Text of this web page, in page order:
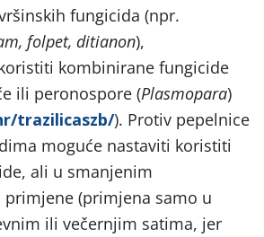
fungicida (npr.
folpet, ditianon),
kombinirane fungicide
ili peronospore (Plasmopara)
trazilicaszb/). Protiv pepelnice
moguće nastaviti koristiti
ali u smanjenim
(primjena samo u
ili večernjim satima, jer